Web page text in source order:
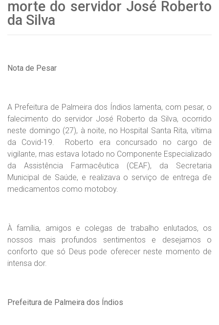
morte do servidor José Roberto
da Silva
Nota de Pesar
A Prefeitura de Palmeira dos Índios lamenta, com pesar, o
falecimento do servidor José Roberto da Silva, ocorrido
neste domingo (27), à noite, no Hospital Santa Rita, vítima
da Covid-19. Roberto era concursado no cargo de
vigilante, mas estava lotado no Componente Especializado
da Assistência Farmacêutica (CEAF), da Secretaria
Municipal de Saúde, e realizava o serviço de entrega ďe
medicamentos como motoboy.
À família, amigos e colegas de trabalho enlutados, os
nossos mais profundos sentimentos e desejamos o
conforto que só Deus pode oferecer neste momento de
intensa dor.
Prefeitura de Palmeira dos Índios